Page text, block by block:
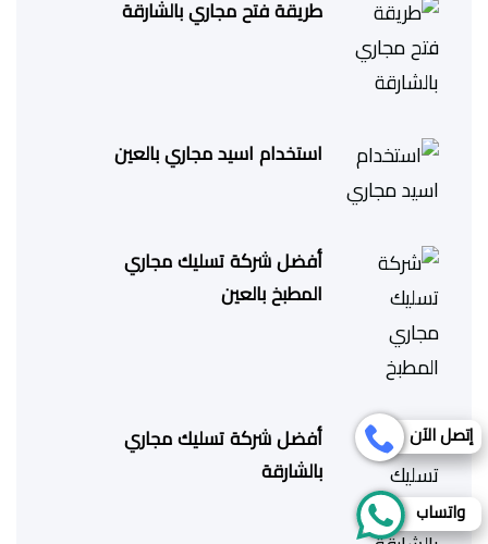
طريقة فتح مجاري بالشارقة
استخدام اسيد مجاري بالعين
أفضل شركة تسليك مجاري
المطبخ بالعين
أفضل شركة تسليك مجاري
بالشارقة
إتصل الآن
واتساب